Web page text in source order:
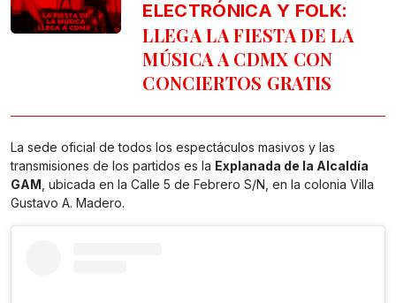
ELECTRÓNICA Y FOLK:
LLEGA LA FIESTA DE LA
MÚSICA A CDMX CON
CONCIERTOS GRATIS
La sede oficial de todos los espectáculos masivos y las
transmisiones de los partidos es la Explanada de la Alcaldía
GAM , ubicada en la Calle 5 de Febrero S/N, en la colonia Villa
Gustavo A. Madero.